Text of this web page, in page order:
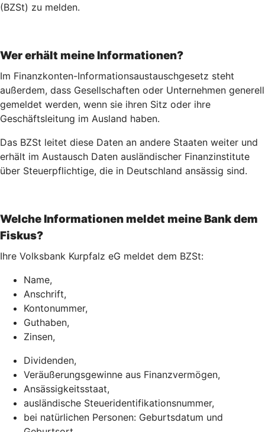
(BZSt) zu melden.
Wer erhält meine Informationen?
Im Finanzkonten-Informationsaustauschgesetz steht
außerdem, dass Gesellschaften oder Unternehmen generell
gemeldet werden, wenn sie ihren Sitz oder ihre
Geschäftsleitung im Ausland haben.
Das BZSt leitet diese Daten an andere Staaten weiter und
erhält im Austausch Daten ausländischer Finanzinstitute
über Steuerpflichtige, die in Deutschland ansässig sind.
Welche Informationen meldet meine Bank dem
Fiskus?
Ihre Volksbank Kurpfalz eG meldet dem BZSt:
Name,
Anschrift,
Kontonummer,
Guthaben,
Zinsen,
Dividenden,
Veräußerungsgewinne aus Finanzvermögen,
Ansässigkeitsstaat,
ausländische Steueridentifikationsnummer,
bei natürlichen Personen: Geburtsdatum und